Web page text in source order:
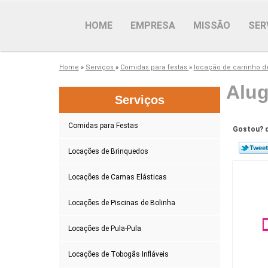
HOME EMPRESA MISSÃO
Home » Serviços » Comidas para festas » locação de carrinho
Serviços
Comidas para Festas
Locações de Brinquedos
Locações de Camas Elásticas
Locações de Piscinas de Bolinha
Locações de Pula-Pula
Locações de Tobogãs Infláveis
Gostou?